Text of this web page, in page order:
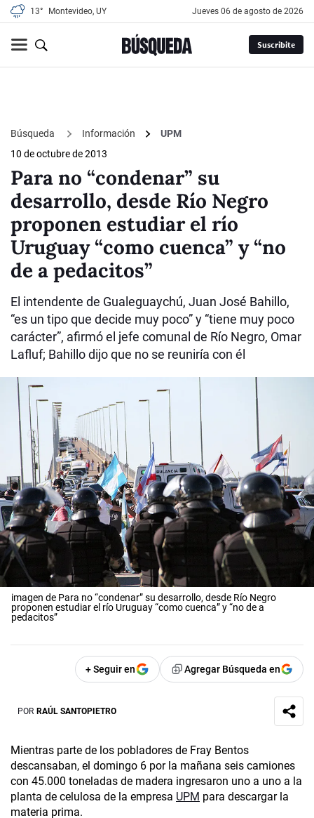
13° Montevideo, UY jueves 06 de agosto de 2026
Suscribite
Búsqueda Información
UPM
10 de octubre de 2013
Para no “condenar” su
desarrollo, desde Río Negro
proponen estudiar el río
Uruguay “como cuenca” y “no
de a pedacitos”
El intendente de Gualeguaychú, Juan José Bahillo,
“es un tipo que decide muy poco” y “tiene muy poco
carácter”, afirmó el jefe comunal de Río Negro, Omar
Lafluf; Bahillo dijo que no se reuniría con él
imagen de Para no “condenar” su desarrollo, desde Río Negro
proponen estudiar el río Uruguay “como cuenca” y “no de a
pedacitos”
+ Seguir en Agregar Búsqueda en
POR RAÚL SANTOPIETRO
Mientras parte de los pobladores de Fray Bentos
descansaban, el domingo 6 por la mañana seis camiones
con 45.000 toneladas de madera ingresaron uno a uno a la
planta de celulosa de la empresa UPM para descargar la
materia prima.